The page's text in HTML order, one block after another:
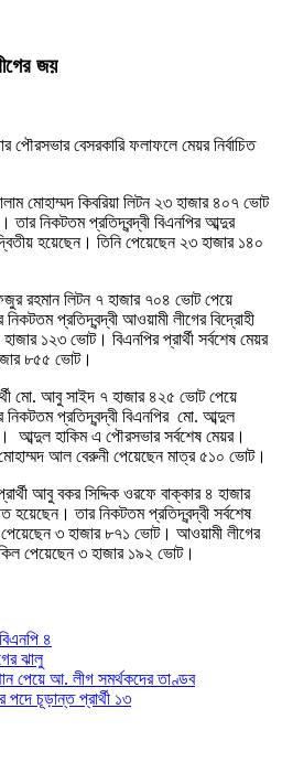
জয়
পৌরসভার বেসরকারি ফলাফলে মেয়র নির্বাচিত
মোহাম্মদ কিবরিয়া লিটন ২৩ হাজার ৪০৭ ভোট
তার নিকটতম প্রতিদ্বন্দ্বী বিএনপির আব্দুর
হয়েছেন। তিনি পেয়েছেন ২৩ হাজার ১৪০
রহমান লিটন ৭ হাজার ৭০৪ ভোট পেয়ে
নিকটতম প্রতিদ্বন্দ্বী আওয়ামী লীগের বিদ্রোহী
১২৩ ভোট। বিএনপির প্রার্থী সর্বশেষ মেয়র
৮৫৫ ভোট।
মো. আবু সাইদ ৭ হাজার ৪২৫ ভোট পেয়ে
নিকটতম প্রতিদ্বন্দ্বী বিএনপির মো. আব্দুল
আব্দুল হাকিম এ পৌরসভার সর্বশেষ মেয়র।
মোহাম্মদ আল বেরুনী পেয়েছেন মাত্র ৫১০ ভোট।
আবু বকর সিদ্দিক ওরফে বাক্কার ৪ হাজার
হয়েছেন। তার নিকটতম প্রতিদ্বন্দ্বী সর্বশেষ
৩ হাজার ৮৭১ ভোট। আওয়ামী লীগের
পেয়েছেন ৩ হাজার ১৯২ ভোট।
৪
ঝালু
পেয়ে আ. লীগ সমর্থকদের তাণ্ডব
পদে চূড়ান্ত প্রার্থী ১৩